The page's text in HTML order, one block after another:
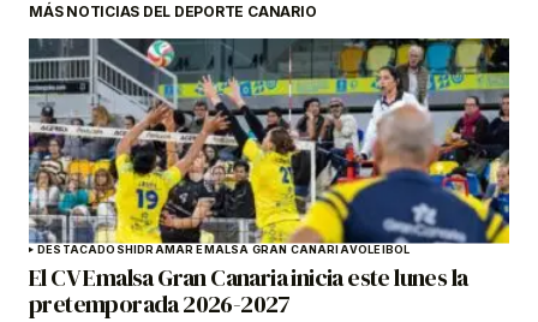
MÁS NOTICIAS DEL DEPORTE CANARIO
DESTACADOSHIDRAMAR EMALSA GRAN CANARIAVOLEIBOL
El CV Emalsa Gran Canaria inicia este lunes la
pretemporada 2026-2027